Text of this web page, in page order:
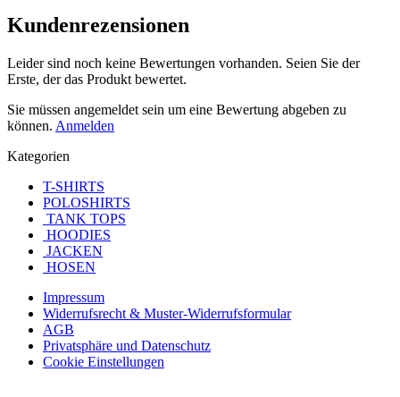
Kundenrezensionen
Leider sind noch keine Bewertungen vorhanden. Seien Sie der
Erste, der das Produkt bewertet.
Sie müssen angemeldet sein um eine Bewertung abgeben zu
können. Anmelden
Kategorien
T-SHIRTS
POLOSHIRTS
TANK TOPS
HOODIES
JACKEN
HOSEN
Impressum
Widerrufsrecht & Muster-Widerrufsformular
AGB
Privatsphäre und Datenschutz
Cookie Einstellungen